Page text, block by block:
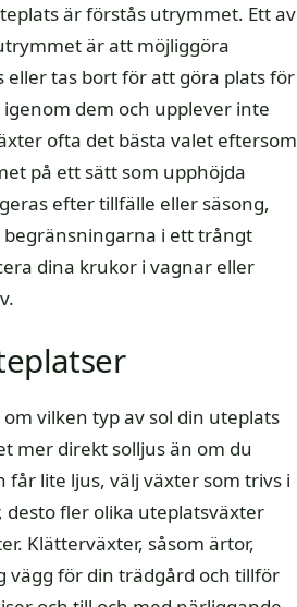
är förstås utrymmet. Ett av
är att möjliggöra
tas bort för att göra plats för
dem och upplever inte
ofta det bästa valet eftersom
på ett sätt som upphöjda
efter tillfälle eller säsong,
i ett trångt
dina krukor i vagnar eller
vilken typ av sol din uteplats
mer direkt solljus än om du
lite ljus, välj växter som trivs i
desto fler olika uteplatsväxter
Klätterväxter, såsom ärtor,
vägg för din trädgård och tillför